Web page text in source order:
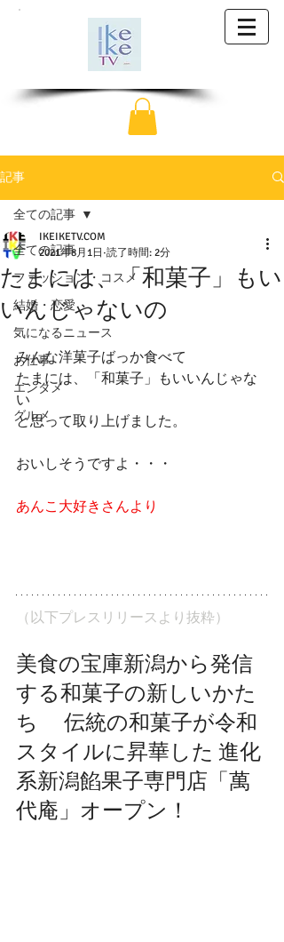
記事
全ての記事
ファッション・コスメ
結婚・恋愛
気になるニュース
お仕事
エンタメ
グルメ
全ての記事
たまには、「和菓子」もい
いんじゃないの
IKEIKETV.COM
2021年8月1日 読了時間: 2分
みんな洋菓子ばっか食べて
たまには、「和菓子」もいいんじゃな
い
と思って取り上げました。
おいしそうですよ・・・
あんこ大好きさんより
（以下プレスリリースより抜粋）
美食の宝庫新潟から発信
する和菓子の新しいかた
ち　 伝統の和菓子が令和
スタイルに昇華した 進化
系新潟餡果子専門店「萬
代庵」オープン！